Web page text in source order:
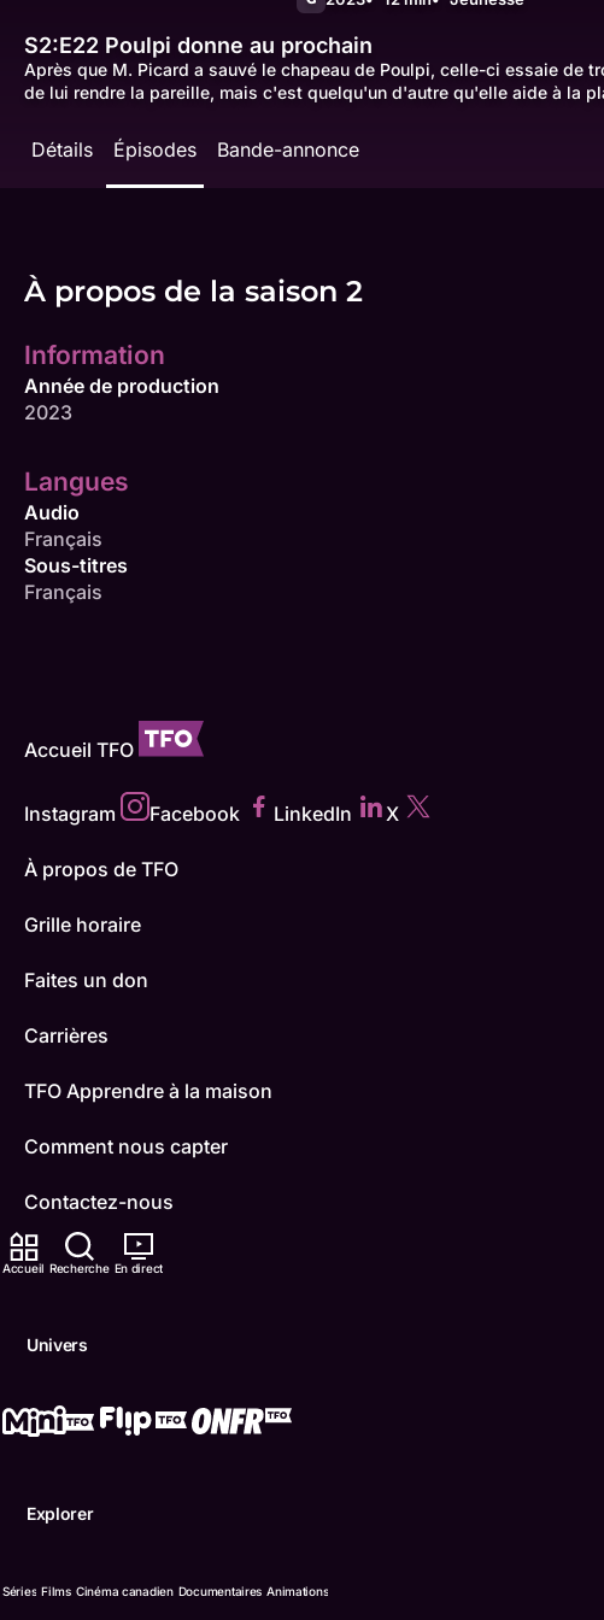
Accueil Recherche En direct
Univers
Explorer
Séries Films Cinéma canadien Documentaires Animations
S2:E22 Poulpi donne au prochain
Après que M. Picard a sauvé le chapeau de Poulpi, celle-ci essaie de
de lui rendre la pareille, mais c'est quelqu'un d'autre qu'elle aide à la
Détails Épisodes Bande-annonce
À propos de la saison 2
Information
Année de production
2023
Langues
Audio
Français
Sous-titres
Français
Accueil TFO
Instagram Facebook LinkedIn X
À propos de TFO
Grille horaire
Faites un don
Carrières
TFO Apprendre à la maison
Comment nous capter
Contactez-nous
ONFR
Conditions d'utilisation
© Office des télécommunications éducatives de langue